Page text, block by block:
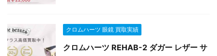
クロムハーツ 眼鏡 買取実績
クロムハーツ REHAB-2 ダガー レザー サ